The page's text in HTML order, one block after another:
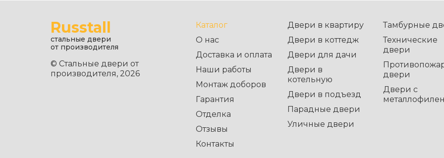
Russtall
стальные двери
от производителя
© Стальные двери от
производителя, 2026
Каталог
О нас
Доставка и оплата
Наши работы
Монтаж доборов
Гарантия
Отделка
Отзывы
Контакты
Двери в квартиру
Двери в коттедж
Двери для дачи
Двери в
котельную
Двери в подъезд
Парадные двери
Уличные двери
Тамбурные
Технические
двери
двери
Двери с